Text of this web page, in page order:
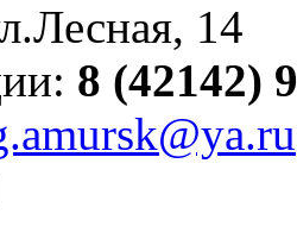
14
8 (42142)